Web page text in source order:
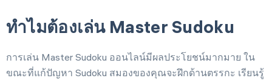
ทำไมต้องเล่น Master Sudoku
การเล่น Master Sudoku ออนไลน์มีผลประโยชน์มากมาย ใน
ขณะที่แก้ปัญหา Sudoku สมองของคุณจะฝึกด้านตรรกะ เรียนรู้